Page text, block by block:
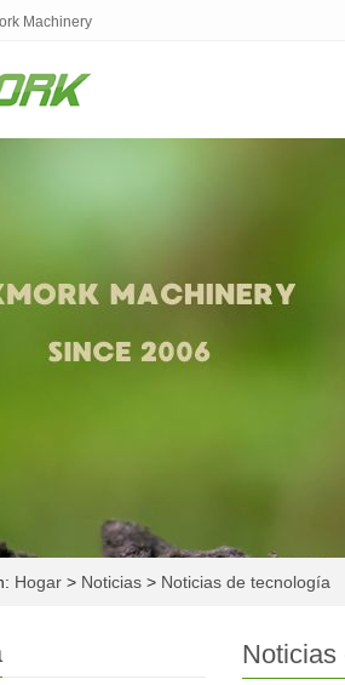
Machinery
Hogar > Noticias > Noticias de tecnología
Noticias